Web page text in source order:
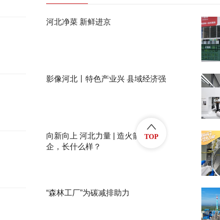
河北净菜 新鲜进京
影像河北丨特色产业兴 县域经济强
向新向上 河北力量 | 造火箭的民
企，长什么样？
“森林工厂”为碳减排助力
TOP